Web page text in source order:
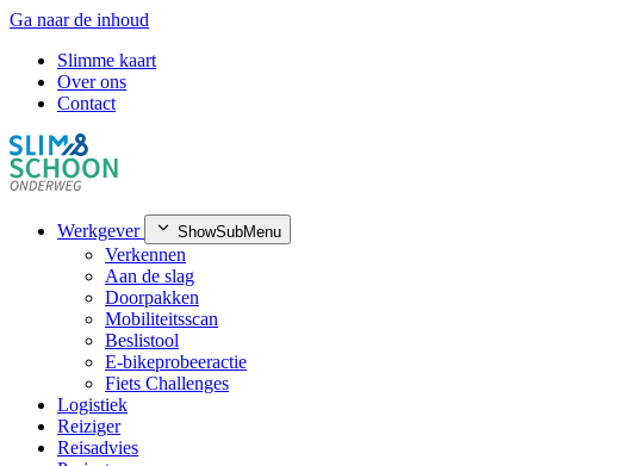
Ga naar de inhoud
Slimme kaart
Over ons
Contact
Werkgever ShowSubMenu
Verkennen
Aan de slag
Doorpakken
Mobiliteitsscan
Beslistool
E-bikeprobeeractie
Fiets Challenges
Logistiek
Reiziger
Reisadvies